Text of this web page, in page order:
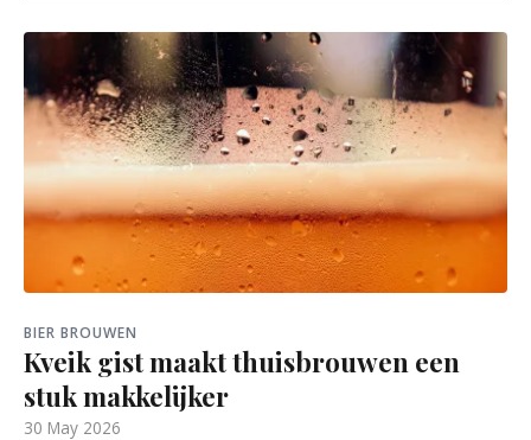
BIER BROUWEN
Kveik gist maakt thuisbrouwen een
stuk makkelijker
30 May 2026